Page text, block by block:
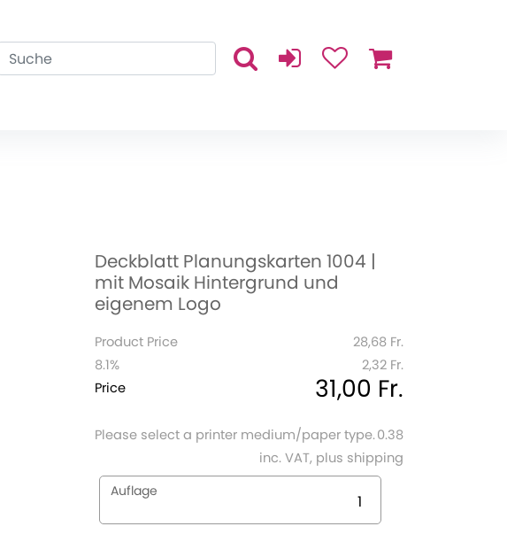
Deckblatt Planungskarten 1004 |
mit Mosaik Hintergrund und
eigenem Logo
Product Price
28,68 Fr.
8.1%
2,32 Fr.
Price
31,00 Fr.
Please select a printer medium/paper type.0.38
inc. VAT, plus shipping
Auflage